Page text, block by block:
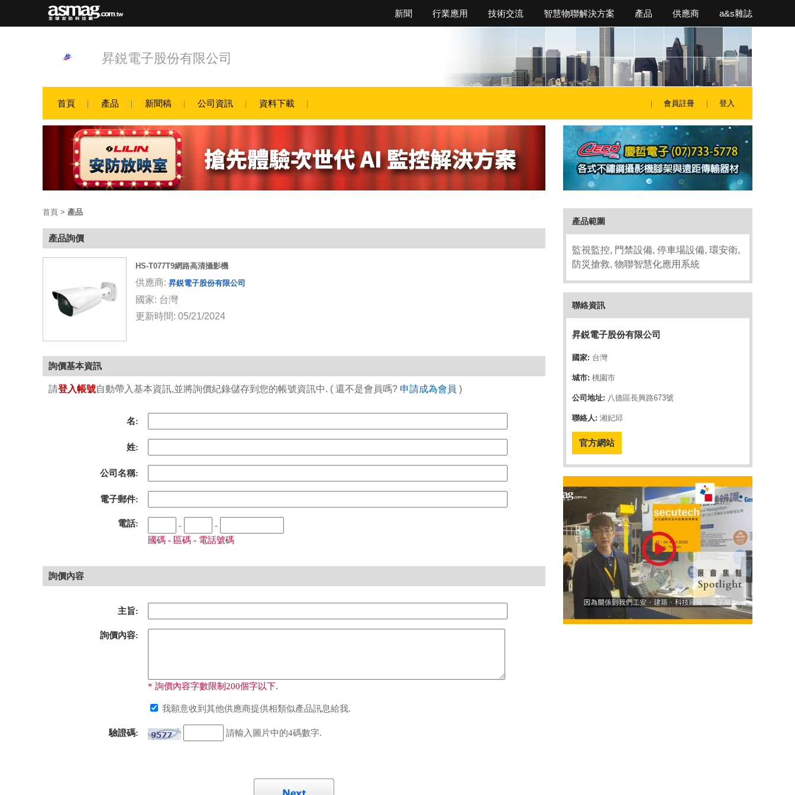
新聞 行業應用 技術交流 智慧物聯解決方案 產品 供應商 a&s雜誌
昇鋭電子股份有限公司
首頁 產品 新聞稿 公司資訊 資料下載 會員註冊 登入
產品範圍
監視監控, 門禁設備, 停車場設備, 環安衛,
防災搶救, 物聯智慧化應用系統
聯絡資訊
昇鋭電子股份有限公司
國家: 台灣
城市: 桃園市
公司地址: 八德區長興路673號
聯絡人: 湘妃邱
官方網站
首頁 > 產品
產品詢價
HS-T077T9網路高清攝影機
供應商: 昇鋭電子股份有限公司
國家: 台灣
更新時間: 05/21/2024
詢價基本資訊
請登入帳號自動帶入基本資訊,並將詢價紀錄儲存到您的帳號資訊中. ( 還不是會員嗎? 申請成為會員 )
名:
姓:
公司名稱:
電子郵件:
電話: -
-
國碼 - 區碼 - 電話號碼
詢價內容
主旨:
詢價內容:
* 詢價內容字數限制200個字以下.
我願意收到其他供應商提供相類似產品訊息給我.
驗證碼: 請輸入圖片中的4碼數字.